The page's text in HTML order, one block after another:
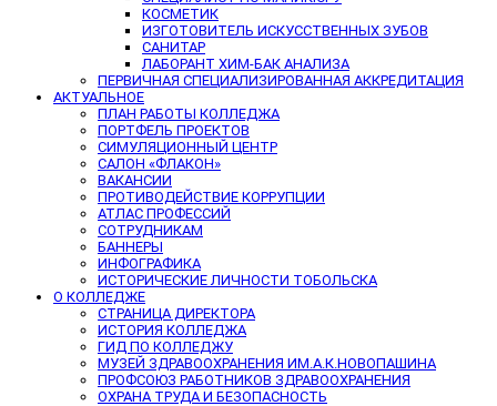
КОСМЕТИК
ИЗГОТОВИТЕЛЬ ИСКУССТВЕННЫХ ЗУБОВ
САНИТАР
ЛАБОРАНТ ХИМ-БАК АНАЛИЗА
ПЕРВИЧНАЯ СПЕЦИАЛИЗИРОВАННАЯ АККРЕДИТАЦИЯ
АКТУАЛЬНОЕ
ПЛАН РАБОТЫ КОЛЛЕДЖА
ПОРТФЕЛЬ ПРОЕКТОВ
СИМУЛЯЦИОННЫЙ ЦЕНТР
САЛОН «ФЛАКОН»
ВАКАНСИИ
ПРОТИВОДЕЙСТВИЕ КОРРУПЦИИ
АТЛАС ПРОФЕССИЙ
СОТРУДНИКАМ
БАННЕРЫ
ИНФОГРАФИКА
ИСТОРИЧЕСКИЕ ЛИЧНОСТИ ТОБОЛЬСКА
О КОЛЛЕДЖЕ
СТРАНИЦА ДИРЕКТОРА
ИСТОРИЯ КОЛЛЕДЖА
ГИД ПО КОЛЛЕДЖУ
МУЗЕЙ ЗДРАВООХРАНЕНИЯ ИМ.А.К.НОВОПАШИНА
ПРОФСОЮЗ РАБОТНИКОВ ЗДРАВООХРАНЕНИЯ
ОХРАНА ТРУДА И БЕЗОПАСНОСТЬ